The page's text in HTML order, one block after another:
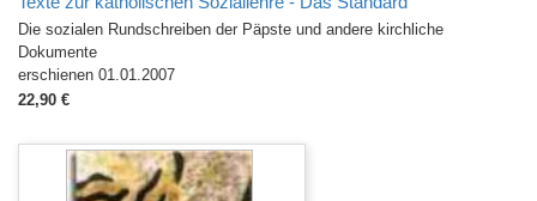
Die sozialen Rundschreiben der Päpste und andere kirchliche
Dokumente
erschienen 01.01.2007
22,90 €